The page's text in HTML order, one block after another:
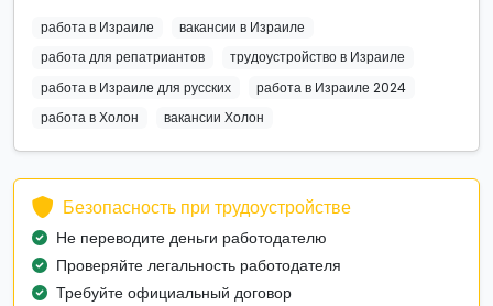
работа в Израиле
вакансии в Израиле
работа для репатриантов
трудоустройство в Израиле
работа в Израиле для русских
работа в Израиле 2024
работа в Холон
вакансии Холон
Безопасность при трудоустройстве
Не переводите деньги работодателю
Проверяйте легальность работодателя
Требуйте официальный договор